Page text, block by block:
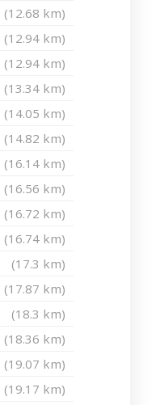
(12.68 km)
(12.94 km)
(12.94 km)
(13.34 km)
(14.05 km)
(14.82 km)
(16.14 km)
(16.56 km)
(16.72 km)
(16.74 km)
(17.3 km)
(17.87 km)
(18.3 km)
(18.36 km)
(19.07 km)
(19.17 km)